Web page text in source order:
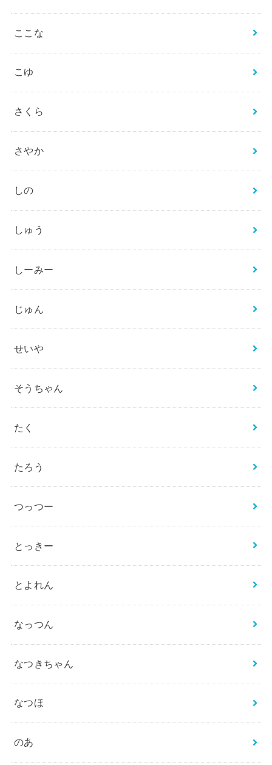
ここな
こゆ
さくら
さやか
しの
しゅう
しーみー
じゅん
せいや
そうちゃん
たく
たろう
つっつー
とっきー
とよれん
なっつん
なつきちゃん
なつほ
のあ